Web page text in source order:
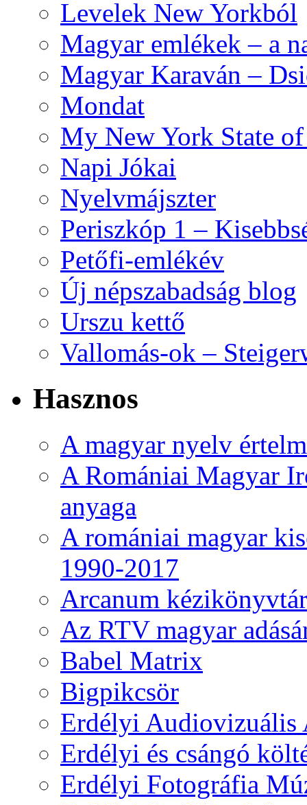
Levelek New Yorkból
Magyar emlékek – a
Magyar Karaván –
Mondat
My New York State
Napi Jókai
Nyelvmájszter
Periszkóp 1 –
Petőfi-emlékév
Új népszabadság blog
Urszu kettő
Vallomás-ok –
Hasznos
A magyar nyelv
A Romániai Magyar
anyaga
A romániai magyar
1990-2017
Arcanum kézikönyvtár
Az RTV magyar
Babel Matrix
Bigpikcsör
Erdélyi Audiovizuális
Erdélyi és csángó
Erdélyi Fotográfia